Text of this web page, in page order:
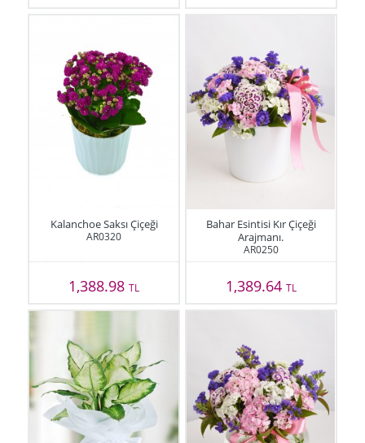
Kalanchoe Saksı Çiçeği
AR0320
1,388.98TL
Bahar Esintisi Kır Çiçeği
Arajmanı.
AR0250
1,389.64 TL